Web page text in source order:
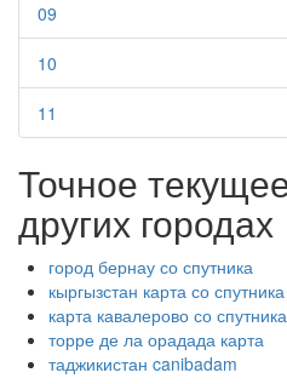
09
10
11
Точное
других городах
город бернау со спутника
кыргызстан карта со
карта кавалерово со спутника
торре де ла орадада карта
таджикистан canibadam